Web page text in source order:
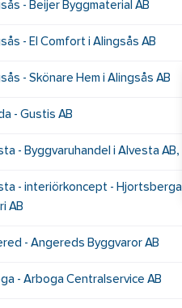
- Beijer Byggmaterial AB
- El Comfort i Alingsås AB
- Skönare Hem i Alingsås AB
- Gustis AB
- Byggvaruhandel i Alvesta AB,
- interiörkoncept - Hjortsberga
AB
- Angereds Byggvaror AB
- Arboga Centralservice AB